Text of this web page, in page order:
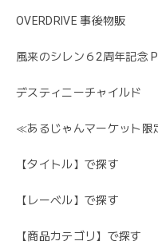
OVERDRIVE 事後物販
風来のシレン６2周年記念
デスティニーチャイルド
≪あるじゃんマーケット
【タイトル】で探す
【レーベル】で探す
【商品カテゴリ】で探す